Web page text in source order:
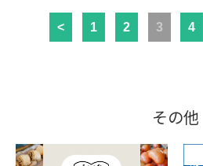
< 1 2 3 4
その他